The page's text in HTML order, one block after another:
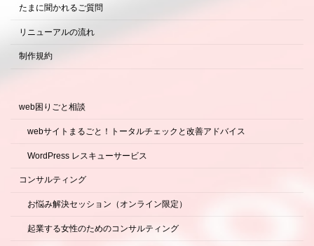
たまに聞かれるご質問
リニューアルの流れ
制作規約
web困りごと相談
webサイトまるごと！トータルチェックと改善アドバイス
WordPress レスキューサービス
コンサルティング
お悩み解決セッション（オンライン限定）
起業する女性のためのコンサルティング